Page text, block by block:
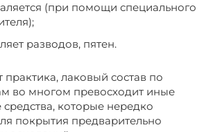
(при помощи специального
разводов, пятен.
практика, лаковый состав по
во многом превосходит иные
которые нередко
покрытия предварительно